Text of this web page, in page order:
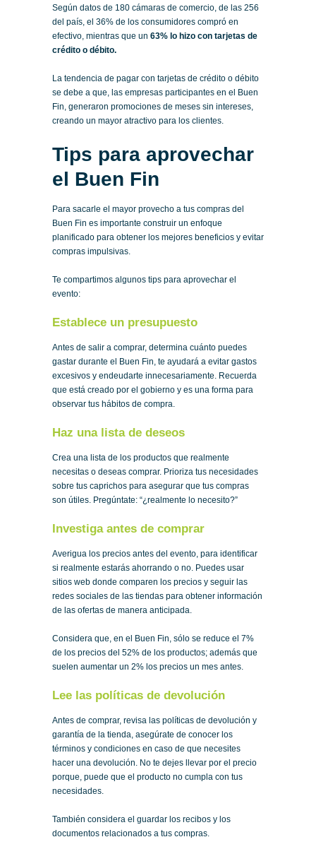
Según datos de 180 cámaras de comercio, de las 256
del país, el 36% de los consumidores compró en
efectivo, mientras que un 63% lo hizo con tarjetas de
crédito o débito.
La tendencia de pagar con tarjetas de crédito o débito
se debe a que, las empresas participantes en el Buen
Fin, generaron promociones de meses sin intereses,
creando un mayor atractivo para los clientes.
Tips para aprovechar
el Buen Fin
Para sacarle el mayor provecho a tus compras del
Buen Fin es importante construir un enfoque
planificado para obtener los mejores beneficios y evitar
compras impulsivas.
Te compartimos algunos tips para aprovechar el
evento:
Establece un presupuesto
Antes de salir a comprar, determina cuánto puedes
gastar durante el Buen Fin, te ayudará a evitar gastos
excesivos y endeudarte innecesariamente. Recuerda
que está creado por el gobierno y es una forma para
observar tus hábitos de compra.
Haz una lista de deseos
Crea una lista de los productos que realmente
necesitas o deseas comprar. Prioriza tus necesidades
sobre tus caprichos para asegurar que tus compras
son útiles. Pregúntate: “¿realmente lo necesito?”
Investiga antes de comprar
Averigua los precios antes del evento, para identificar
si realmente estarás ahorrando o no. Puedes usar
sitios web donde comparen los precios y seguir las
redes sociales de las tiendas para obtener información
de las ofertas de manera anticipada.
Considera que, en el Buen Fin, sólo se reduce el 7%
de los precios del 52% de los productos; además que
suelen aumentar un 2% los precios un mes antes.
Lee las políticas de devolución
Antes de comprar, revisa las políticas de devolución y
garantía de la tienda, asegúrate de conocer los
términos y condiciones en caso de que necesites
hacer una devolución. No te dejes llevar por el precio
porque, puede que el producto no cumpla con tus
necesidades.
También considera el guardar los recibos y los
documentos relacionados a tus compras.